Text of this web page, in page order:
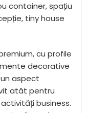
container, spațiu
tiny house
cu profile
decorative
aspect
atât pentru
business.